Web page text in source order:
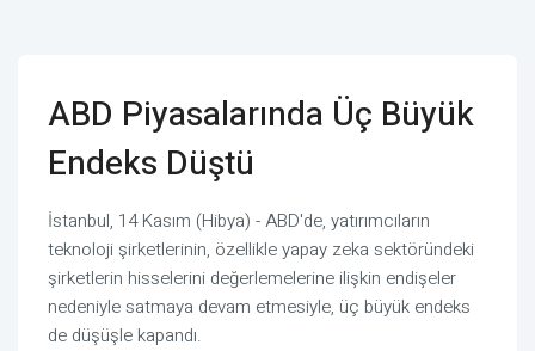
ABD Piyasalarında Üç Büyük
Endeks Düştü
İstanbul, 14 Kasım (Hibya) - ABD'de, yatırımcıların
teknoloji şirketlerinin, özellikle yapay zeka sektöründeki
şirketlerin hisselerini değerlemelerine ilişkin endişeler
nedeniyle satmaya devam etmesiyle, üç büyük endeks
de düşüşle kapandı.